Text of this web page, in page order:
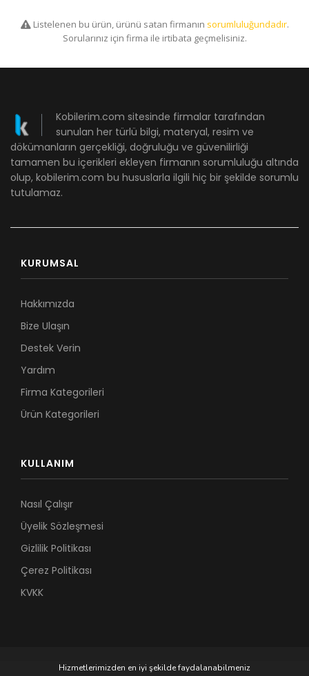
Listelenen bu ürün, ürünü satan firmanın sorumluluğundadır.
Sorularınız için firma ile irtibata geçmelisiniz.
Kobilerim.com sitesinde firmalar tarafından
sunulan her türlü bilgi, materyal, resim ve
dökümanların gerçekliği, doğruluğu ve güvenilirliği
tamamen bu içerikleri ekleyen firmanın sorumluluğu altında
olup, kobilerim.com bu hususlarla ilgili hiç bir şekilde sorumlu
tutulamaz.
KURUMSAL
Hakkımızda
Bize Ulaşın
Destek Verin
Yardım
Firma Kategorileri
Ürün Kategorileri
KULLANIM
Nasıl Çalışır
Üyelik Sözleşmesi
Gizlilik Politikası
Çerez Politikası
KVKK
Hizmetlerimizden en iyi şekilde faydalanabilmeniz